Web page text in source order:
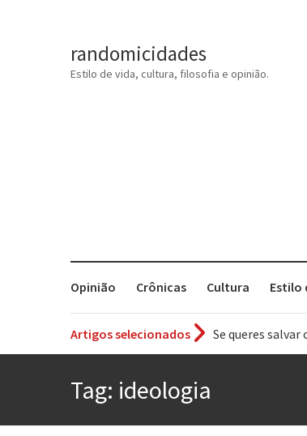
randomicidades
Estilo de vida, cultura, filosofia e opinião.
Opinião Crônicas Cultura Estilo
Artigos selecionados
Se queres
Tem que filmar
Contardo
Tag: ideologia